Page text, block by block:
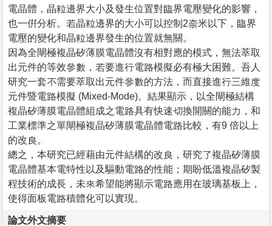
電晶體，晶粒邊界大小及發生位置對臨界電壓變化的影響，
也一倂分析。若晶粒邊界的大小可以控制2奈米以下，臨界
電壓的變化和晶粒邊界發生的位置就無關。
因為全閘極複晶矽薄膜電晶體沒有相對應的模式，無法萃取
出元件的等效參數，若要進行電路模擬必有極大困難。吾人
研究一套不需要萃取出元件參數的方法，而直接進行三維度
元件暨電路模擬 (Mixed-Mode)。結果顯示，以全閘極結構
複晶矽薄膜電晶體組成之電路具有快速切換開關的能力，和
工業標準之單閘極複晶矽薄膜電晶體電路比較，有9 倍以上
的改良。
總之，本研究已經藉由元件結構的改良，研究了複晶矽薄膜
電晶體基本電特性以及驅動電路的性能；期盼低溫複晶矽製
程技術的成長，未來希望能將顯示電路應用在玻璃基板上，
使得面板電路積體化可以實現。
論文外文摘要